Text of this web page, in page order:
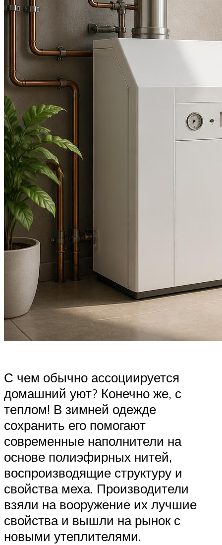
С чем обычно ассоциируется
домашний уют? Конечно же, с
теплом! В зимней одежде
сохранить его помогают
современные наполнители на
основе полиэфирных нитей,
воспроизводящие структуру и
свойства меха. Производители
взяли на вооружение их лучшие
свойства и вышли на рынок с
новыми утеплителями.